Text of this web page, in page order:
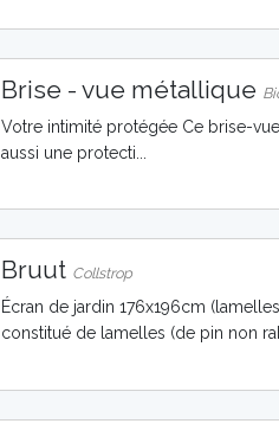
Brise - vue métallique
Votre intimité protégée Ce brise-
aussi une protecti...
Bruut Collstrop
Écran de jardin 176x196cm
constitué de lamelles (de pin non